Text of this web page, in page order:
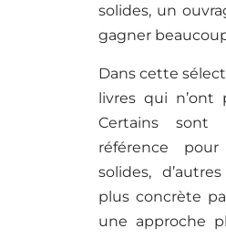
solides, un
gagner
Dans cette
livres qui n’ont
Certains sont
référence
solides,
plus concrète
une approche